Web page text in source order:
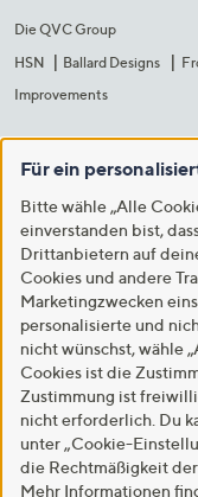
Die QVC Group
HSN
Ballard Designs
Improvements
Für ein
Bitte wähle „Alle
einverstanden bist,
Drittanbietern auf
Cookies und andere
Marketingzwecken
personalisierte und
nicht wünschst, wähle
Cookies ist die
Zustimmung ist
nicht erforderlich. Du
unter „Cookie-
die Rechtmäßigkeit
Mehr Informationen